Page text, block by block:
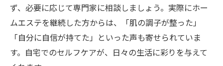
ず、必要に応じて専門家に相談しましょう。実際にホー
ムエステを継続した方からは、「肌の調子が整った」
「自分に自信が持てた」といった声も寄せられていま
す。自宅でのセルフケアが、日々の生活に彩りを与えて